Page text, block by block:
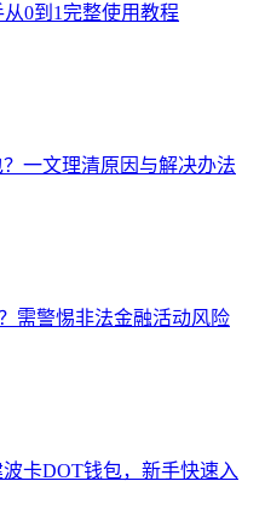
0到1完整使用教程
一文理清原因与解决办法
需警惕非法金融活动风险
卡DOT钱包，新手快速入